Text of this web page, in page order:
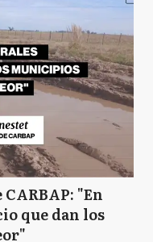
"En
que dan los